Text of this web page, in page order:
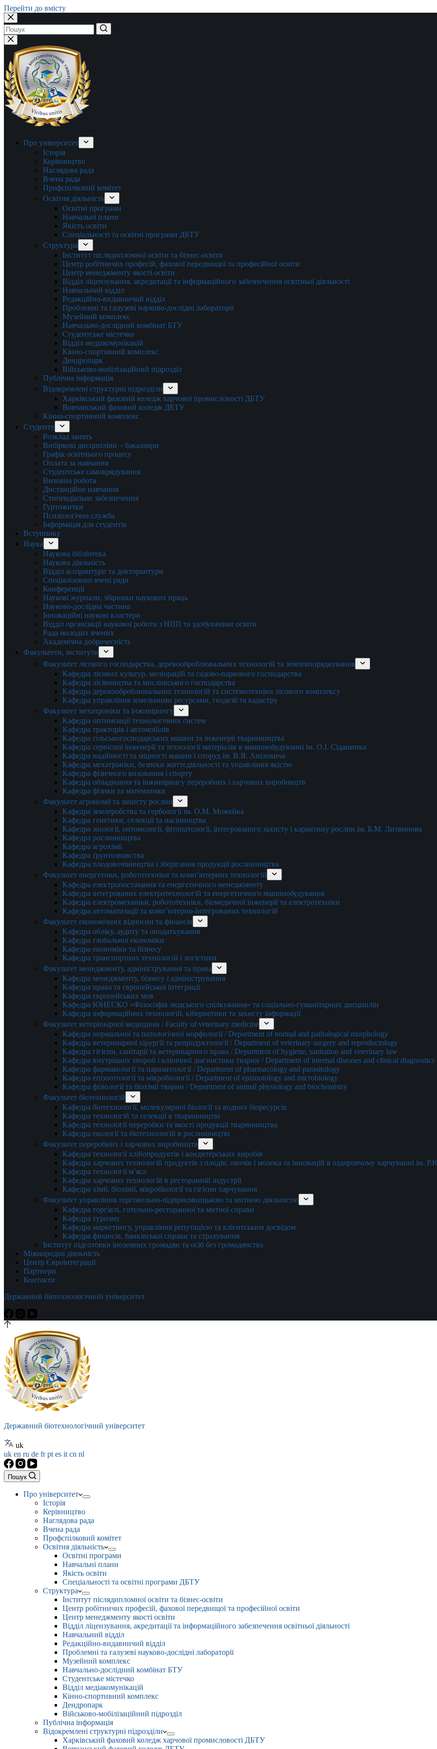
Перейти до вмісту
Немає
результатів
Про університет
Історія
Керівництво
Наглядова рада
Вчена рада
Профспілковий комітет
Освітня діяльність
Освітні програми
Навчальні плани
Якість освіти
Спеціальності та освітні програми ДБТУ
Структура
Інститут післядипломної освіти та бізнес-освіти
Центр робітничих професій, фахової передвищої та професійної освіти
Центр менеджменту якості освіти
Відділ ліцензування, акредитації та інформаційного забезпечення освітньої діяльності
Навчальний відділ
Редакційно-видавничий відділ
Проблемні та галузеві науково-дослідні лабораторії
Музейний комплекс
Навчально-дослідний комбінат БТУ
Студентське містечко
Відділ медіакомунікацій
Кінно-спортивний комплекс
Дендропарк
Військово-мобілізаційний підрозділ
Публічна інформація
Відокремлені структурні підрозділи
Харківський фаховий коледж харчової промисловості ДБТУ
Вовчанський фаховий коледж ДБТУ
Кінно-спортивний комплекс
Студенту
Розклад занять
Вибіркові дисципліни – бакалаври
Графік освітнього процесу
Оплата за навчання
Студентське самоврядування
Виховна робота
Дистанційне навчання
Стипендіальне забезпечення
Гуртожитки
Психологічна служба
Інформація для студентів
Вступнику
Наука
Наукова бібліотека
Наукова діяльність
Відділ аспірантури та докторантури
Спеціалізовані вчені ради
Конференції
Наукові журнали, збірники наукових праць
Науково-дослідна частина
Інноваційні наукові кластери
Відділ організації наукової роботи з НПП та здобувачами освіти
Рада молодих вчених
Академічна доброчесність
Факультети, інститути
Факультет лісового господарства, деревооброблювальних технологій та землевпорядкування
Кафедра лісових культур, меліорацій та садово-паркового господарства
Кафедра лісівництва та мисливського господарства
Кафедра деревооброблювальних технологій та системотехніки лісового комплексу
Кафедра управління земельними ресурсами, геодезії та кадастру
Факультет мехатроніки та інжинірингу
Кафедра оптимізації технологічних систем
Кафедра тракторів і автомобілів
Кафедра сільськогосподарських машин та інженерії тваринництва
Кафедра cервісної інженерії та технології матеріалів в машинобудуванні ім. О.І. Сідашенка
Кафедра надійності та міцності машин і споруд ім. В.Я. Аніловича
Кафедра мехатроніки, безпеки життєдіяльності та управління якістю
Кафедра фізичного виховання і спорту
Кафедра обладнання та інжинірингу переробних і харчових виробництв
Кафедра фізики та математики
Факультет агрономії та захисту рослин
Кафедра землеробства та гербології ім. О.М. Можейка
Кафедра генетики, селекції та насінництва
Кафедра зоології, ентомології, фітопатології, інтегрованого захисту і карантину рослин ім. Б.М. Литвинова
Кафедра рослинництва
Кафедра агрохімії
Кафедра ґрунтознавства
Кафедра плодовочівництва і зберігання продукції рослинництва
Факультет енергетики, робототехніки та комп’ютерних технологій
Кафедра електропостачання та енергетичного менеджменту
Кафедра інтегрованих електротехнологій та енергетичного машинобудування
Кафедра електромеханіки, робототехніки, біомедичної інженерії та електротехніки
Кафедра автоматизації та комп’ютерно-інтегрованих технологій
Факультет економічних відносин та фінансів
Кафедра обліку, аудиту та оподаткування
Кафедра глобальної економіки
Кафедра економіки та бізнесу
Кафедра транспортних технологій і логістики
Факультет менеджменту, адміністрування та права
Кафедра менеджменту, бізнесу і адміністрування
Кафедра права та європейської інтеграції
Кафедра європейських мов
Кафедра ЮНЕСКО «Філософія людського спілкування» та соціально-гуманітарних дисциплін
Кафедра інформаційних технологій, кібернетики та захисту інформації
Факультет ветеринарної медицини / Faculty of veterinary medicine
Кафедра нормальної та патологічної морфології / Department of normal and pathological morphology
Кафедра ветеринарної хірургії та репродуктології / Department of veterinary surgery and reproductology
Кафедра гігієни, санітарії та ветеринарного права / Department of hygiene, sanitation and veterinary law
Кафедра внутрішніх хвороб і клінічної діагностики тварин / Department of internal diseases and clinical
Кафедра фармакології та паразитології / Department of pharmacology and parasitology
Кафедра епізоотології та мікробіології / Department of epizootology and microbiology
Кафедра фізіології та біохімії тварин / Department of animal physiology and biochemistry
Факультет біотехнологій
Кафедра біотехнології, молекулярної біології та водних біоресурсів
Кафедра технологій та селекції в тваринництві
Кафедра технології переробки та якості продукції тваринництва
Кафедра екології та біотехнологій в рослинництві
Факультет переробних і харчових виробництв
Кафедра технології хлібопродуктів і кондитерських виробів
Кафедра харчових технологій продуктів з плодів, овочів і молока та інновацій в оздоровчому харчуванні ім.
Кафедра технології м’яса
Кафедра харчових технологій в ресторанній індустрії
Кафедра хімії, біохімії, мікробіології та гігієни харчування
Факультет управління торговельно-підприємницькою та митною діяльністю
Кафедра торгівлі, готельно-ресторанної та митної справи
Кафедра туризму
Кафедра маркетингу, управління репутацією та клієнтським досвідом
Кафедра фінансів, банківської справи та страхування
Інститут підготовки іноземних громадян та осіб без громадянства
Міжнародна діяльність
Центр Євроінтеграції
Партнери
Контакти
Державний біотехнологічний університет
Державний біотехнологічний університет
uk
uk en ru de frpt es it cn nl
Пошук
Про університет
Історія
Керівництво
Наглядова рада
Вчена рада
Профспілковий комітет
Освітня діяльність
Освітні програми
Навчальні плани
Якість освіти
Спеціальності та освітні програми ДБТУ
Структура
Інститут післядипломної освіти та бізнес-освіти
Центр робітничих професій, фахової передвищої та професійної освіти
Центр менеджменту якості освіти
Відділ ліцензування, акредитації та інформаційного забезпечення освітньої діяльності
Навчальний відділ
Редакційно-видавничий відділ
Проблемні та галузеві науково-дослідні лабораторії
Музейний комплекс
Навчально-дослідний комбінат БТУ
Студентське містечко
Відділ медіакомунікацій
Кінно-спортивний комплекс
Дендропарк
Військово-мобілізаційний підрозділ
Публічна інформація
Відокремлені структурні підрозділи
Харківський фаховий коледж харчової промисловості ДБТУ